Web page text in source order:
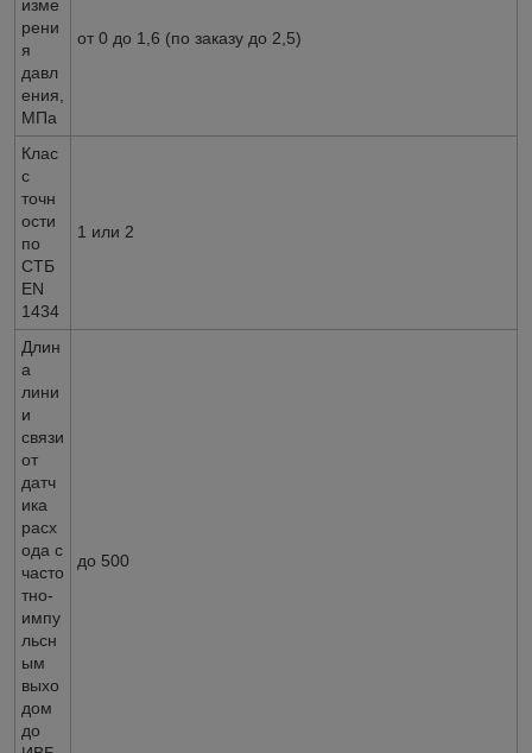
изме
рени
я
давл
ения,
МПа
от 0 до 1,6 (по заказу до 2,5)
Клас
с
точн
ости
по
СТБ
EN
1434
1 или 2
Длин
а
лини
и
связи
от
датч
ика
расх
ода с
часто
тно-
импу
льсн
ым
выхо
дом
до
до 500